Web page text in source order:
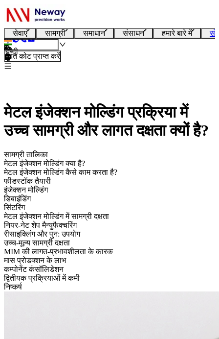
सेवाएं सामग्री समाधान संसाधन हमारे बारे में
हिन्दी
तुरंत कोट प्राप्त करें
मेटल इंजेक्शन मोल्डिंग प्रक्रिया में
उच्च सामग्री और लागत दक्षता क्यों है?
सामग्री तालिका
मेटल इंजेक्शन मोल्डिंग क्या है?
मेटल इंजेक्शन मोल्डिंग कैसे काम करता है?
फीडस्टॉक तैयारी
इंजेक्शन मोल्डिंग
डिबाइंडिंग
सिंटरिंग
मेटल इंजेक्शन मोल्डिंग में सामग्री दक्षता
नियर-नेट शेप मैन्युफैक्चरिंग
रीसाइक्लिंग और पुन: उपयोग
उच्च-मूल्य सामग्री दक्षता
MIM की लागत-प्रभावशीलता के कारक
मास प्रोडक्शन के लाभ
कम्पोनेंट कंसॉलिडेशन
द्वितीयक प्रक्रियाओं में कमी
निष्कर्ष